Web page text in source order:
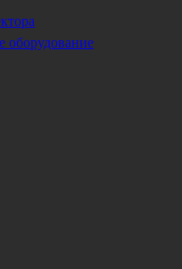
оборудование